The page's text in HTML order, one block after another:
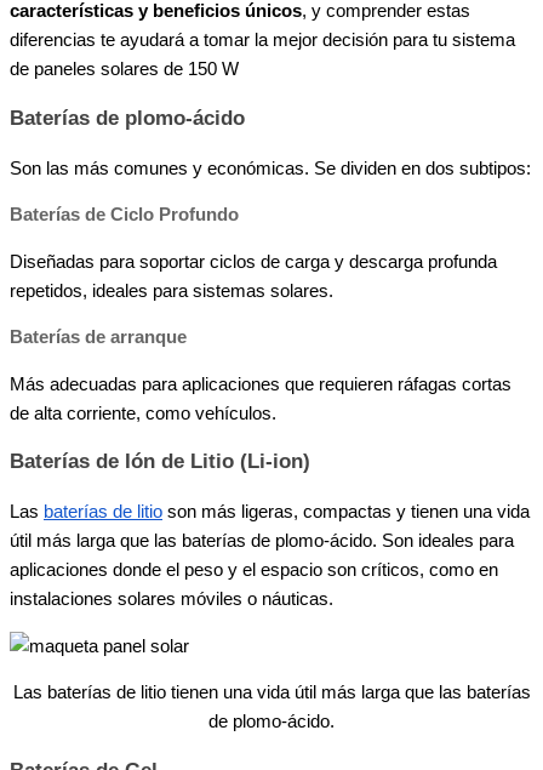
características y beneficios únicos, y comprender estas
diferencias te ayudará a tomar la mejor decisión para tu sistema
de paneles solares de 150 W
Baterías de plomo-ácido
Son las más comunes y económicas. Se dividen en dos subtipos:
Baterías de Ciclo Profundo
Diseñadas para soportar ciclos de carga y descarga profunda
repetidos, ideales para sistemas solares.
Baterías de arranque
Más adecuadas para aplicaciones que requieren ráfagas cortas
de alta corriente, como vehículos.
Baterías de Ión de Litio (Li-ion)
Las baterías de litio son más ligeras, compactas y tienen una vida
útil más larga que las baterías de plomo-ácido. Son ideales para
aplicaciones donde el peso y el espacio son críticos, como en
instalaciones solares móviles o náuticas.
Las baterías de litio tienen una vida útil más larga que las baterías
de plomo-ácido.